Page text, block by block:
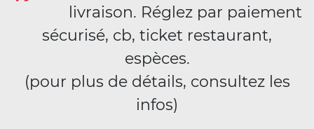
livraison. Réglez par paiement
sécurisé, cb, ticket restaurant,
espèces.
(pour plus de détails, consultez les
infos)